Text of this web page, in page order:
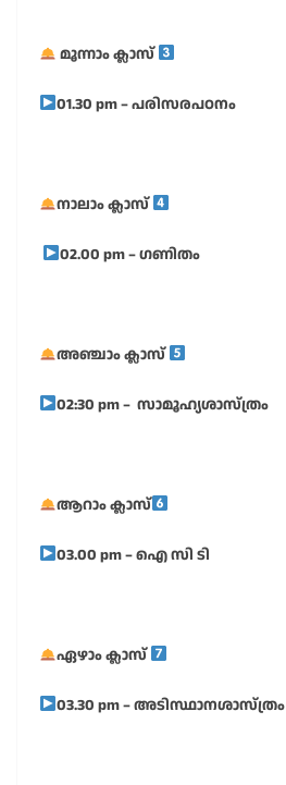
മൂന്നാം ക്ലാസ്
01.30 pm – പരിസരപഠനം
നാലാം ക്ലാസ്
02.00 pm – ഗണിതം
അഞ്ചാം ക്ലാസ്
02:30 pm – സാമൂഹ്യശാസ്ത്രം
ആറാം ക്ലാസ്
03.00 pm – ഐ സി ടി
ഏഴാം ക്ലാസ്
03.30 pm – അടിസ്ഥാനശാസ്ത്രം